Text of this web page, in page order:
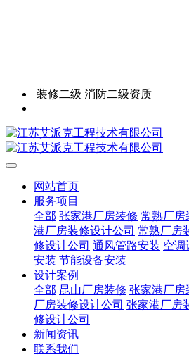
装修二级 消防二级资质
网站首页
服务项目
全部 张家港厂房装修 常熟厂房
港厂房装修设计公司 常熟厂房
修设计公司 通风管路安装 空调
安装 节能设备安装
设计案例
全部 昆山厂房装修 张家港厂房
厂房装修设计公司 张家港厂房
修设计公司
新闻资讯
联系我们